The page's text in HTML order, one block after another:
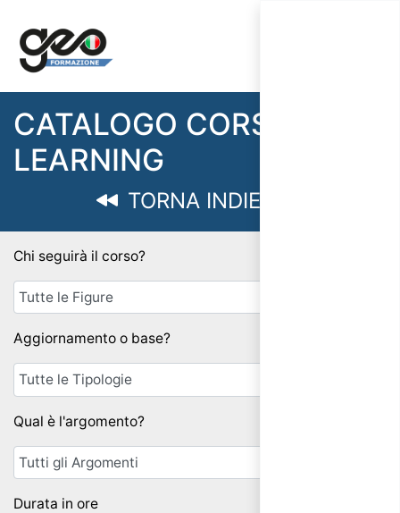
CATALOGO CORSI E-
LEARNING
TORNA INDIETRO
Chi seguirà il corso?
Aggiornamento o base?
Qual è l'argomento?
Durata in ore